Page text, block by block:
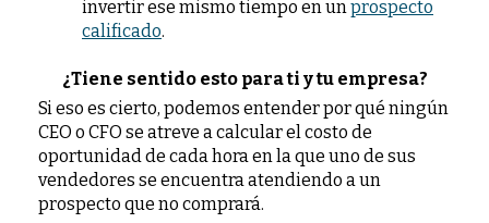
invertir ese mismo tiempo en un prospecto
calificado.
¿Tiene sentido esto para ti y tu empresa?
Si eso es cierto, podemos entender por qué ningún
CEO o CFO se atreve a calcular el costo de
oportunidad de cada hora en la que uno de sus
vendedores se encuentra atendiendo a un
prospecto que no comprará.